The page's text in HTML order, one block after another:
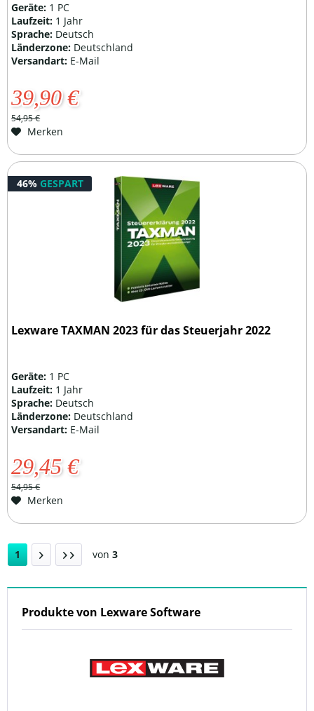
Geräte: 1 PC
Laufzeit: 1 Jahr
Sprache: Deutsch
Länderzone: Deutschland
Versandart: E-Mail
39,90 €
54,95 €
Merken
46% GESPART
Lexware TAXMAN 2023 für das Steuerjahr 2022
Geräte: 1 PC
Laufzeit: 1 Jahr
Sprache: Deutsch
Länderzone: Deutschland
Versandart: E-Mail
29,45 €
54,95 €
Merken
1 von 3
Produkte von Lexware Software